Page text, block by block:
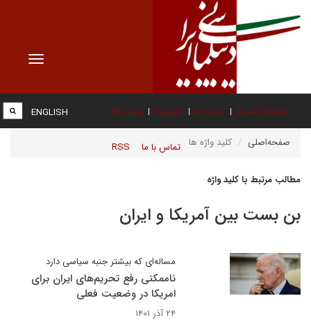
Toggle
صفحه نخست درباره ما عضویت پیوند ها
تماس با ما RSS
ENGLISH
صفحه‌اصلی کلید واژه ها
مطالب مرتبط با کلید واژه
بن بست بین آمریکا و ایران
مساله‌ای که بیشتر جنبه سیاسی دارد
ناممکنی رفع تحریم‌های ایران برای
امریکا در وضعیت فعلی
۲۴ آذر ۱۴۰۱